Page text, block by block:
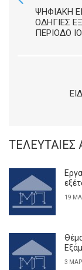
ΨΗΦΙΑΚΗ
ΟΔΗΓΙΕΣ
ΠΕΡΙΟΔΟ
ΤΕΛΕΥΤΑΊΕΣ
19
3